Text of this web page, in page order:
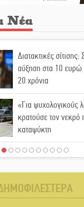
Νέα
Διατακτικές σίτισης:
αύξηση στα 10 ευρώ
20 χρόνια
«Για ψυχολογικούς
κρατούσε τον νεκρό
καταψύκτη
Kastoras River
στο Καστόρειο